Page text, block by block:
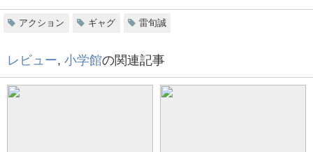
アクション ギャグ 雷旬誠
レビュー, 小学館の関連記事